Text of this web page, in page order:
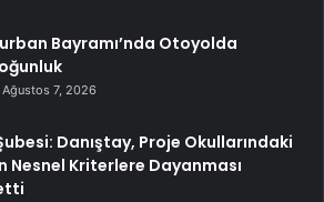
Bayramı’nda Otoyolda
Ağustos 7, 2026
Danıştay, Proje Okullarındaki
Nesnel Kriterlere Dayanması